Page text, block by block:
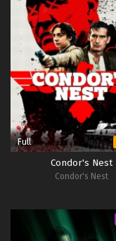
Full
Condor's Nest
Condor's Nest